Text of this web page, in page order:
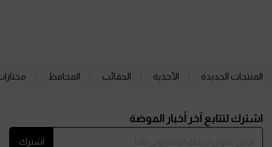
المنتجات الجديدة الأحذية الحقائب المحافظ
اشترك لتتابع آخر أخبار الموضة
اشترك